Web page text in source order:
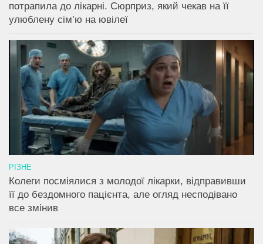
потрапила до лікарні. Сюрприз, який чекав на її
улюблену сім’ю на ювілеї
РІЗНЕ
Колеги посміялися з молодої лікарки, відправивши
її до бездомного пацієнта, але огляд несподівано
все змінив